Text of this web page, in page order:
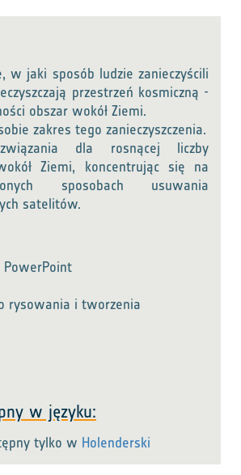
w jaki sposób ludzie zanieczyścili
przestrzeń kosmiczną -
obszar wokół Ziemi.
zakres tego zanieczyszczenia.
dla rosnącej liczby
Ziemi, koncentrując się na
sposobach usuwania
satelitów.
PowerPoint
rysowania i tworzenia
w języku:
tylko w Holenderski